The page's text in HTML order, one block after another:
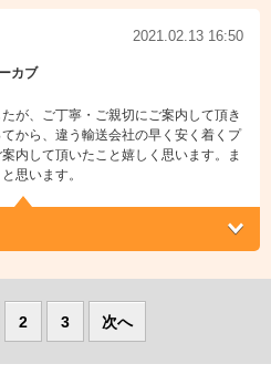
2021.02.13 16:50
カブ
が、ご丁寧・ご親切にご案内して頂き
から、違う輸送会社の早く安く着くプ
内して頂いたこと嬉しく思います。ま
思います。
2 3 次へ